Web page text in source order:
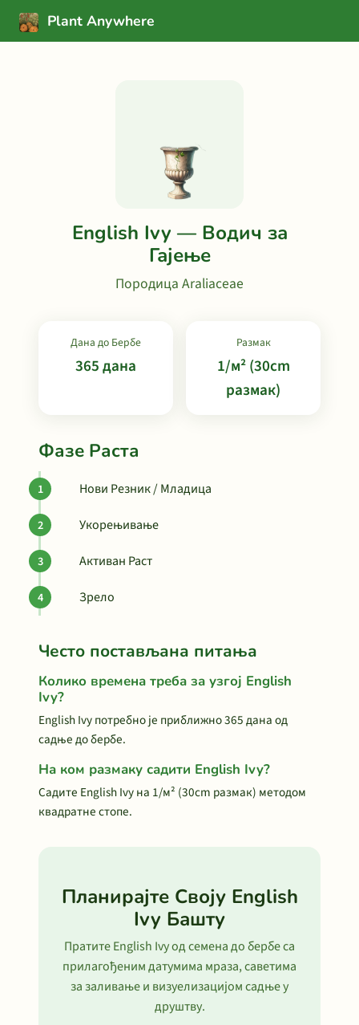
Plant Anywhere
English Ivy — Водич за
Гајење
Породица Araliaceae
Дана до Бербе
365 дана
Размак
1/м² (30cm
размак)
Фазе Раста
Нови Резник / Младица
Укорењивање
Активан Раст
Зрело
Често постављана питања
Колико времена треба за узгој English
Ivy?
English Ivy потребно је приближно 365 дана од
садње до бербе.
На ком размаку садити English Ivy?
Садите English Ivy на 1/м² (30cm размак) методом
квадратне стопе.
Планирајте Своју English
Ivy Башту
Пратите English Ivy од семена до бербе са
прилагођеним датумима мраза, саветима
за заливање и визуелизацијом садње у
друштву.